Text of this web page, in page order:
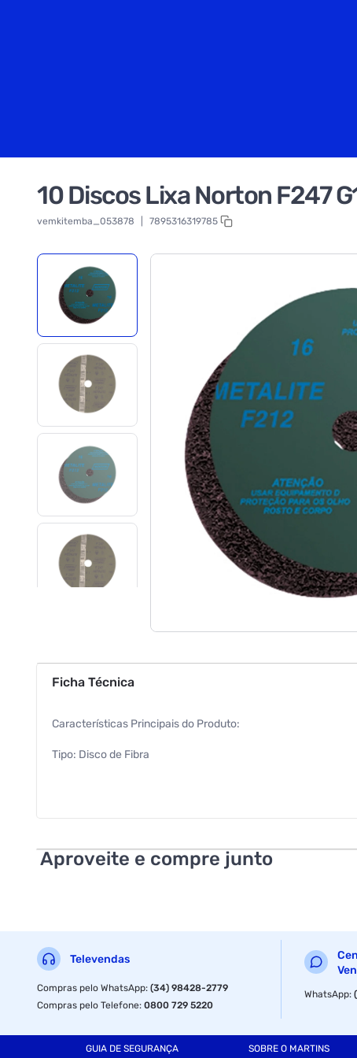
10 Discos Lixa Norton F247
vemkitemba_053878 7895316319785
Ficha Técnica
Características Principais do Produto:
Tipo: Disco de Fibra
Marca: Norton
Compatibilidade: Lixadeira Angular
EAN: 7895316319785
Aproveite e compre junto
Televendas
Compras pelo WhatsApp:(34) 98428-2779
Compras pelo Telefone:0800 729 5220
WhatsApp:
GUIA DE SEGURANÇA SOBRE O MARTINS